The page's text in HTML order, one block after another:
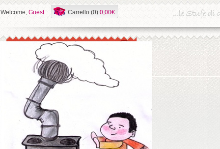
Welcome, Guest. Carrello (0) 0,00€